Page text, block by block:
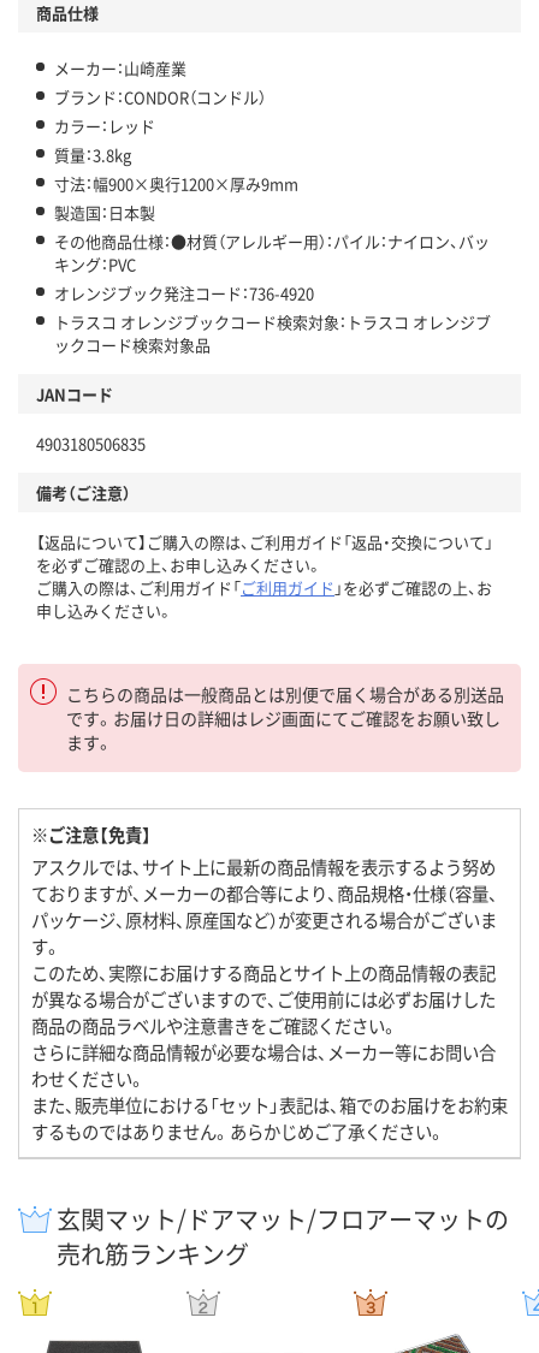
商品仕様
メーカー：山崎産業
ブランド：CONDOR（コンドル）
カラー：レッド
質量：3.8kg
寸法：幅900×奥行1200×厚み9mm
製造国：日本製
その他商品仕様：●材質（アレルギー用）：パイル：ナイロン、バッ
キング：PVC
オレンジブック発注コード：736-4920
トラスコ オレンジブックコード検索対象：トラスコ オレンジブ
ックコード検索対象品
JANコード
4903180506835
備考（ご注意）
【返品について】ご購入の際は、ご利用ガイド「返品・交換について」
を必ずご確認の上、お申し込みください。
ご購入の際は、ご利用ガイド「ご利用ガイド 」を必ずご確認の上、お
申し込みください。
こちらの商品は一般商品とは別便で届く場合がある別送品
です。お届け日の詳細はレジ画面にてご確認をお願い致し
ます。
※ご注意【免責】
アスクルでは、サイト上に最新の商品情報を表示するよう努め
ておりますが、メーカーの都合等により、商品規格・仕様（容量、
パッケージ、原材料、原産国など）が変更される場合がございま
す。
このため、実際にお届けする商品とサイト上の商品情報の表記
が異なる場合がございますので、ご使用前には必ずお届けした
商品の商品ラベルや注意書きをご確認ください。
さらに詳細な商品情報が必要な場合は、メーカー等にお問い合
わせください。
また、販売単位における「セット」表記は、箱でのお届けをお約束
するものではありません。あらかじめご了承ください。
玄関マット/ドアマット/フロアーマットの
売れ筋ランキング